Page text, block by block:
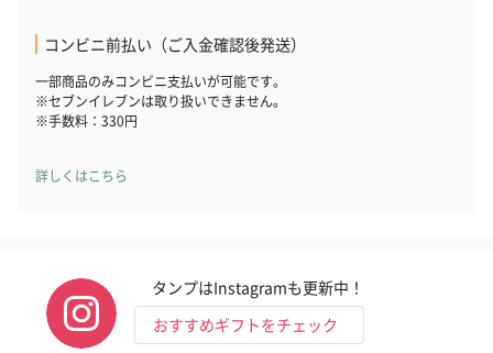
コンビニ前払い（ご入金確認後発送）
一部商品のみコンビニ支払いが可能です。
※セブンイレブンは取り扱いできません。
※手数料：330円
詳しくはこちら
タンプはInstagramも更新中！
おすすめギフトをチェック